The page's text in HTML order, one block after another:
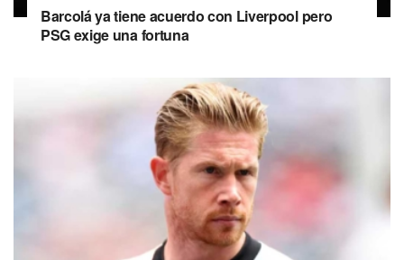
Barcolá ya tiene acuerdo con Liverpool pero
PSG exige una fortuna